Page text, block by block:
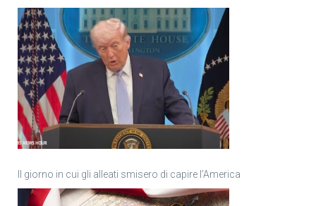
Il giorno in cui gli alleati smisero di capire l’America